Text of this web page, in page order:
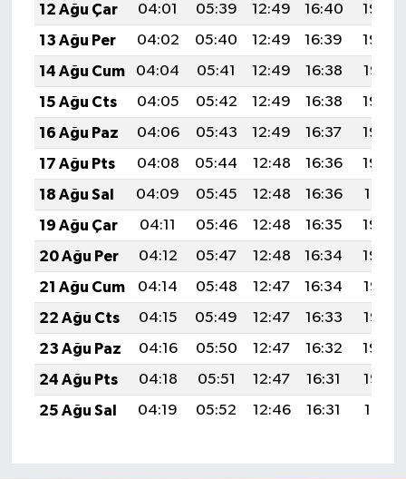
12 Ağu Çar
04:01 05:39 12:49 16:40
19:50
13 Ağu Per
04:02 05:40 12:49 16:39
19:48
14 Ağu Cum
04:04 05:41 12:49 16:38
19:47
15 Ağu Cts
04:05 05:42 12:49 16:38
19:46
16 Ağu Paz
04:06 05:43 12:49 16:37
19:44
17 Ağu Pts
04:08 05:44 12:48 16:36
19:43
18 Ağu Sal
04:09 05:45 12:48 16:36
19:41
19 Ağu Çar
04:11 05:46 12:48 16:35
19:40
20 Ağu Per
04:12 05:47 12:48 16:34
19:39
21 Ağu Cum
04:14 05:48 12:47 16:34
19:37
22 Ağu Cts
04:15 05:49 12:47 16:33
19:36
23 Ağu Paz
04:16 05:50 12:47 16:32
19:34
24 Ağu Pts
04:18 05:51 12:47 16:31
19:33
25 Ağu Sal
04:19 05:52 12:46 16:31 19:31